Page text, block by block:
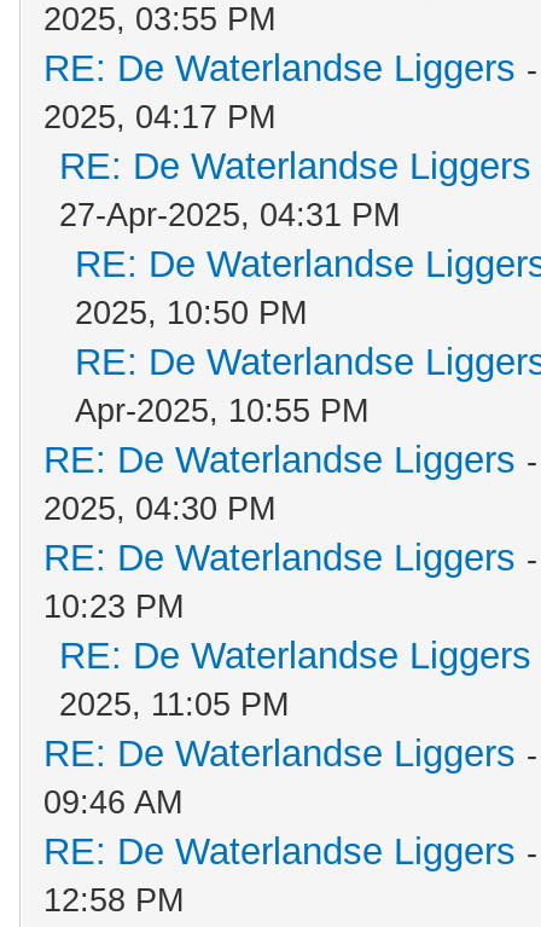
2025, 03:55 PM
RE: De Waterlandse Liggers
2025, 04:17 PM
RE: De Waterlandse Liggers
27-Apr-2025, 04:31 PM
RE: De Waterlandse
2025, 10:50 PM
RE: De Waterlandse
Apr-2025, 10:55 PM
RE: De Waterlandse Liggers
2025, 04:30 PM
RE: De Waterlandse Liggers
10:23 PM
RE: De Waterlandse Liggers
2025, 11:05 PM
RE: De Waterlandse Liggers
09:46 AM
RE: De Waterlandse Liggers
12:58 PM